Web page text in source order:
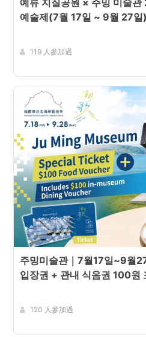
예술제(7월 17일 ~ 9월 27일
119 人參加過
주밍미술관｜7월17일~9월
입장권 + 관내 식음권 100원
120 人參加過